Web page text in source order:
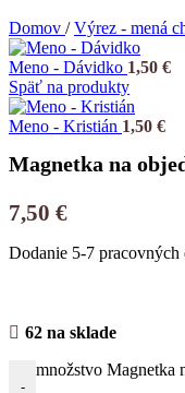
Domov / Výrez - mená
Meno - Dávidko 1,50 €
Späť na produkty
Meno - Kristián 1,50 €
Magnetka na
7,50 €
Dodanie 5-7 pracovných
62 na sklade
-
množstvo Magnetka